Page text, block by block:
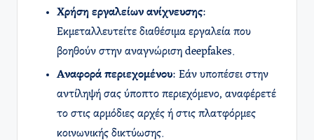
Χρήση εργαλείων ανίχνευσης:
Εκμεταλλευτείτε διαθέσιμα εργαλεία που
βοηθούν στην αναγνώριση deepfakes.
Αναφορά περιεχομένου: Εάν υποπέσει στην
αντίληψή σας ύποπτο περιεχόμενο, αναφέρετέ
το στις αρμόδιες αρχές ή στις πλατφόρμες
κοινωνικής δικτύωσης.